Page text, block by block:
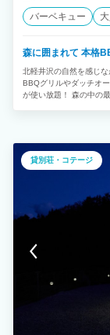
バーベキュー
森に囲まれて 本格
北軽井沢の自然を感じ
BBQグリルやダッチオ
が使い放題！ 森の中の
貸別荘・コテージ